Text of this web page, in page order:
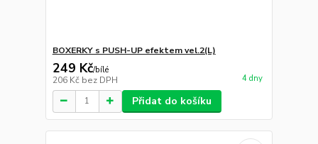
BOXERKY s PUSH-UP efektem vel.2(L)
249 Kč/bílé
206 Kč bez DPH 4 dny
Přidat do košíku